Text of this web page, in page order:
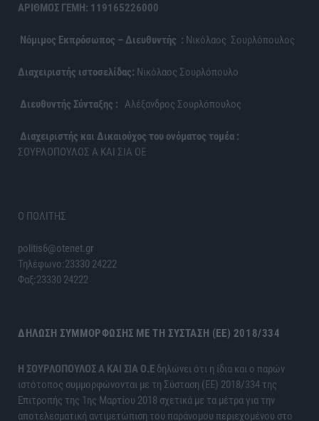
ΑΡΙΘΜΟΣ ΓΕΜΗ: 119165226000
Νόμιμος Εκπρόσωπος – Διευθυντής : Νικόλαος Σουρλόπουλος
Διαχειριστής ιστοσελίδας: Νικόλαος Σουρλόπουλο
Διευθυντής Σύνταξης : Αλέξανδρος Σουρλόπουλος
Διαχειριστής και Δικαιούχος του ονόματος τομέα :
ΣΟΥΡΛΟΠΟΥΛΟΣ Α ΚΑΙ ΣΙΑ ΟΕ
Ο ΠΟΛΙΤΗΣ
politis6@otenet.gr
Τηλέφωνο:23330 24222
Φαξ:23330 24222
ΔΉΛΩΣΗ ΣΥΜΜΌΡΦΩΣΗΣ ΜΕ ΤΗ ΣΎΣΤΑΣΗ (ΕΕ) 2018/334
H ΣΟΥΡΛΟΠΟΥΛΟΣ Α ΚΑΙ ΣΙΑ Ο.Ε δηλώνει ότι η ίδια και ο παρών
ιστότοπος συμμορφώνονται με τη Σύσταση (ΕΕ) 2018/334 της
Επιτροπής της 1ης Μαρτίου 2018 σχετικά με τα μέτρα για την
αποτελεσματική αντιμετώπιση του παράνομου περιεχομένου στο